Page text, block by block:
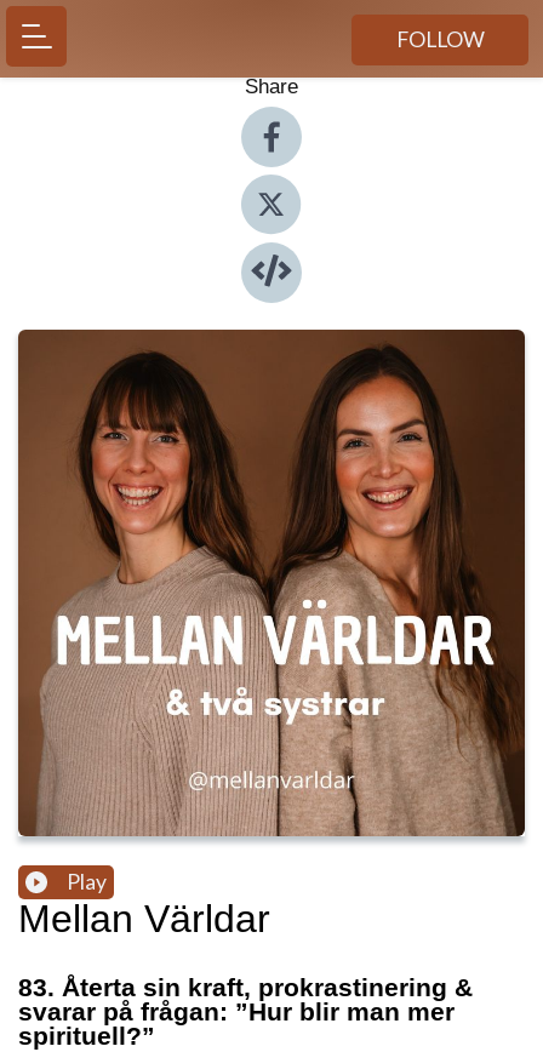
FOLLOW
Share
Play
Mellan Världar
83. Återta sin kraft, prokrastinering &
svarar på frågan: ”Hur blir man mer
spirituell?”